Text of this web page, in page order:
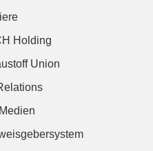
Holding
Union